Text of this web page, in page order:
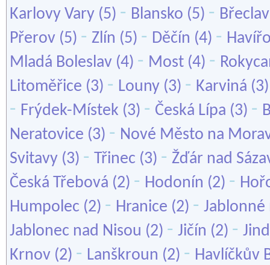
Karlovy Vary (5) - Blansko (5) - Břeclav
Přerov (5) - Zlín (5) - Děčín (4) -
Mladá Boleslav (4) - Most (4) -
Litoměřice (3) - Louny (3) - Karviná
- Frýdek-Místek (3) - Česká Lípa (3) -
Neratovice (3) - Nové Město na
Svitavy (3) - Třinec (3) - Žďár nad
Česká Třebová (2) - Hodonín (2) -
Humpolec (2) - Hranice (2) - Jablonné
Jablonec nad Nisou (2) - Jičín (2) -
Krnov (2) - Lanškroun (2) - Havlíčkův